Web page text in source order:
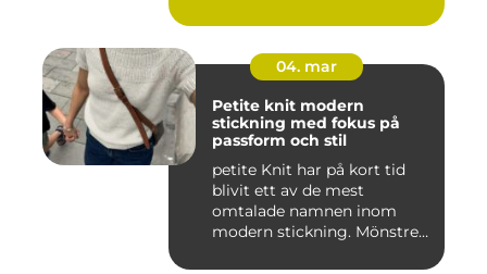
04. mar
Petite knit modern
stickning med fokus på
passform och stil
petite Knit har på kort tid
blivit ett av de mest
omtalade namnen inom
modern stickning. Mönstren